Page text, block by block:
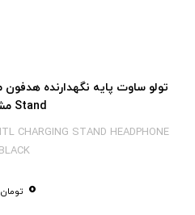
Stand مشکی
CHARGING STAND HEADPHONE
BLACK
0 تومان